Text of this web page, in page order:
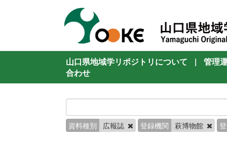
山口県地域学リポジトリについて |
管理
合わせ
資料種別 広報誌 登録機関 萩博物館